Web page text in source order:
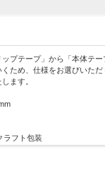
プテープ」から「本体テー
ため、仕様をお選びいただ
ます。
フト包装